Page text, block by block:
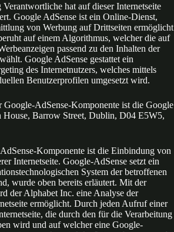
hat auf dieser Internetseite
Google AdSense ist ein Online-Dienst,
von Werbung auf Drittseiten ermöglicht
auf einem Algorithmus, welcher die auf
passend zu den Inhalten der
Google AdSense gestattet ein
des Internetnutzers, welches mittels
Benutzerprofilen umgesetzt wird.
Google-AdSense-Komponente ist die Google
Barrow Street, Dublin, D04 E5W5,
Komponente ist die Einbindung von
Internetseite. Google-AdSense setzt ein
System der betroffenen
wurde oben bereits erläutert. Mit der
der Alphabet Inc. eine Analyse der
ermöglicht. Durch jeden Aufruf einer
die durch den für die Verarbeitung
wird und auf welcher eine Google-